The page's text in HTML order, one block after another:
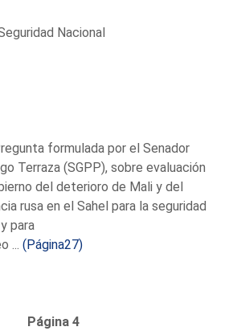
Nacional
formulada por el Senador
Terraza (SGPP), sobre evaluación
del deterioro de Mali y del
rusa en el Sahel para la seguridad
para
...(Página27)
Página 4